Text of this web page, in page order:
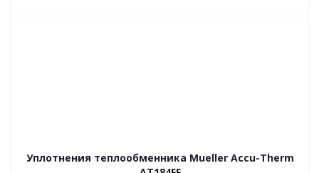
Уплотнения теплообменника Mueller Accu-Therm